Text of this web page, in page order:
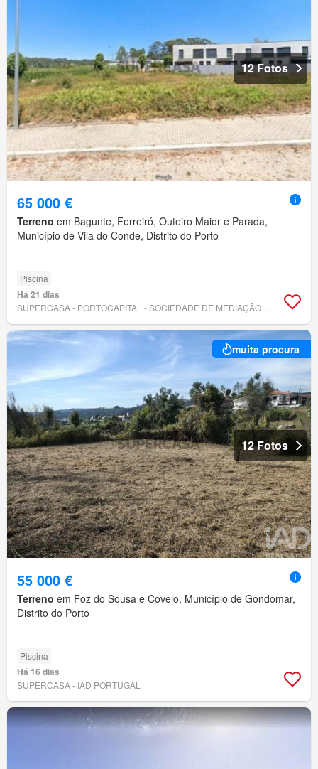
12 Fotos
65 000 €
Terreno em Bagunte, Ferreiró, Outeiro Maior e Parada,
Município de Vila do Conde, Distrito do Porto
Piscina
Há 21 dias
muita procura
12 Fotos
55 000 €
Terreno em Foz do Sousa e Covelo, Município de Gondomar,
Distrito do Porto
Piscina
Há 16 dias
SUPERCASA - IAD PORTUGAL